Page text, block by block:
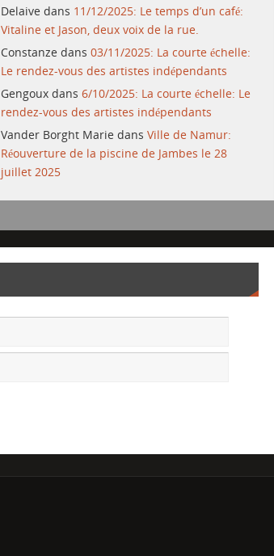
Delaive dans 11/12/2025: Le temps d’un café:
Vitaline et Jason, deux voix de la rue.
Constanze dans03/11/2025: La courte échelle:
Le rendez-vous des artistes indépendants
Gengoux dans6/10/2025: La courte échelle: Le
rendez-vous des artistes indépendants
Vander Borght Marie dansVille de Namur:
Réouverture de la piscine de Jambes le 28
juillet 2025